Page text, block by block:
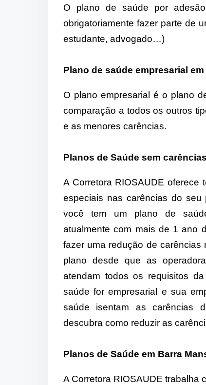
O plano de saúde por
obrigatoriamente fazer parte de
estudante, advogado…)
Plano de saúde empresarial
O plano empresarial é o plano
comparação a todos os outros
e as menores carências.
Planos de Saúde sem
A Corretora RIOSAUDE oferece
especiais nas carências do seu
você tem um plano de
atualmente com mais de 1 ano
fazer uma redução de carências
plano desde que as
atendam todos os requisitos
saúde for empresarial e sua
saúde isentam as carências
descubra como reduzir as
Planos de Saúde em Barra
A Corretora RIOSAUDE trabalha